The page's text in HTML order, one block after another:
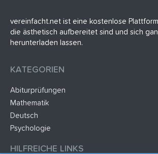
vereinfacht.net ist eine kostenlose
die ästhetisch aufbereitet sind und sich
herunterladen lassen.
KATEGORIEN
Abiturprüfungen
Mathematik
Deutsch
Psychologie
HILFREICHE LINKS